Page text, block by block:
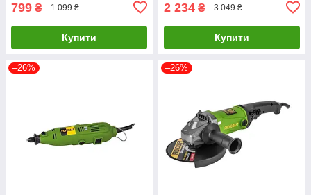
799 ₴ 1 099 ₴
Купити
2 234 ₴ 3 049 ₴
Купити
–26% –26%